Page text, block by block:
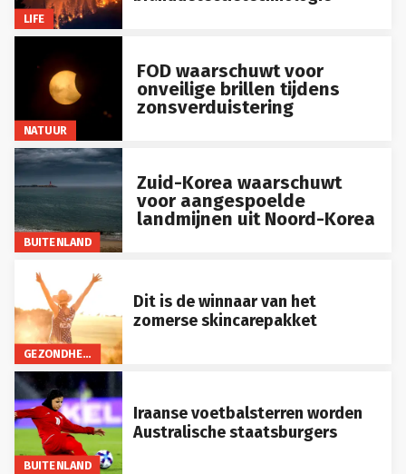
LIFE
NATUUR
FOD waarschuwt voor
onveilige brillen tijdens
zonsverduistering
BUITENLAND
Zuid-Korea waarschuwt
voor aangespoelde
landmijnen uit Noord-Korea
GEZONDHEID
Dit is de winnaar van het
zomerse skincarepakket
BUITENLAND
Iraanse voetbalsterren worden
Australische staatsburgers